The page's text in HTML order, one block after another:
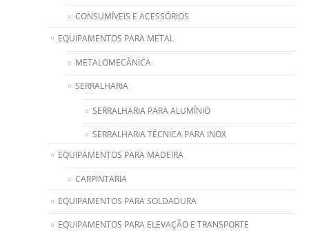
CONSUMÍVEIS E ACESSÓRIOS
EQUIPAMENTOS PARA METAL
METALOMECÂNICA
SERRALHARIA
SERRALHARIA PARA ALUMÍNIO
SERRALHARIA TÉCNICA PARA INOX
EQUIPAMENTOS PARA MADEIRA
CARPINTARIA
EQUIPAMENTOS PARA SOLDADURA
EQUIPAMENTOS PARA ELEVAÇÃO E TRANSPORTE